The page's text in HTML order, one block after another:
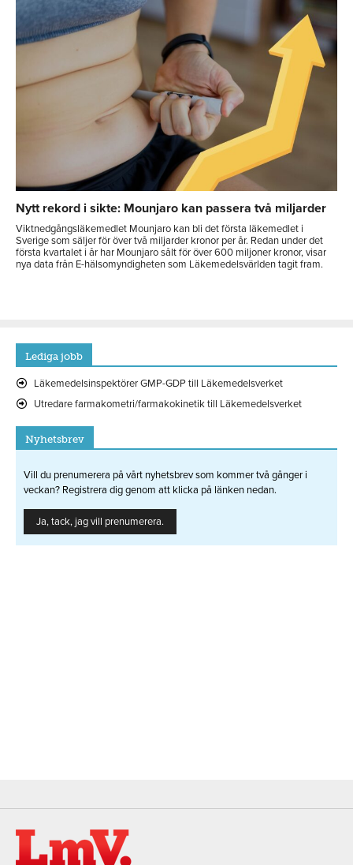
Nytt rekord i sikte: Mounjaro kan passera två miljarder
Viktnedgångsläkemedlet Mounjaro kan bli det första läkemedlet i
Sverige som säljer för över två miljarder kronor per år. Redan under det
första kvartalet i år har Mounjaro sålt för över 600 miljoner kronor, visar
nya data från E-hälsomyndigheten som Läkemedelsvärlden tagit fram.
Lediga jobb
Läkemedelsinspektörer GMP-GDP till Läkemedelsverket
Utredare farmakometri/farmakokinetik till Läkemedelsverket
Nyhetsbrev
Vill du prenumerera på vårt nyhetsbrev som kommer två gånger i
veckan? Registrera dig genom att klicka på länken nedan.
Ja, tack, jag vill prenumerera.